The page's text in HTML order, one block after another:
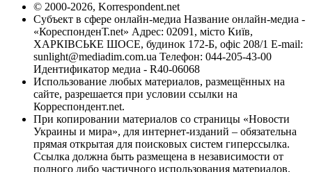
© 2000-2026, Korrespondent.net
Субъект в сфере онлайн-медиа Название онлайн-медиа -
«КореспонденТ.net» Адрес: 02091, місто Київ,
ХАРКІВСЬКЕ ШОСЕ, будинок 172-Б, офіс 208/1 E-mail:
sunlight@mediadim.com.ua Телефон: 044-205-43-00
Идентификатор медиа - R40-06068
Использование любых материалов, размещённых на
сайте, разрешается при условии ссылки на
Корреспондент.net.
При копировании материалов со страницы «Новости
Украины и мира», для интернет-изданий – обязательна
прямая открытая для поисковых систем гиперссылка.
Ссылка должна быть размещена в независимости от
полного либо частичного использования материалов.